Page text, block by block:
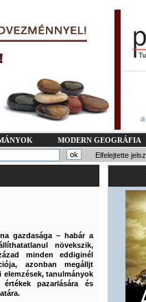
MODERN GEOGRÁFIA
Elfelejtette
gazdasága – habár a
növekszik,
minden eddiginél
azonban megálljt
elemzések, tanulmányok
pazarlására és